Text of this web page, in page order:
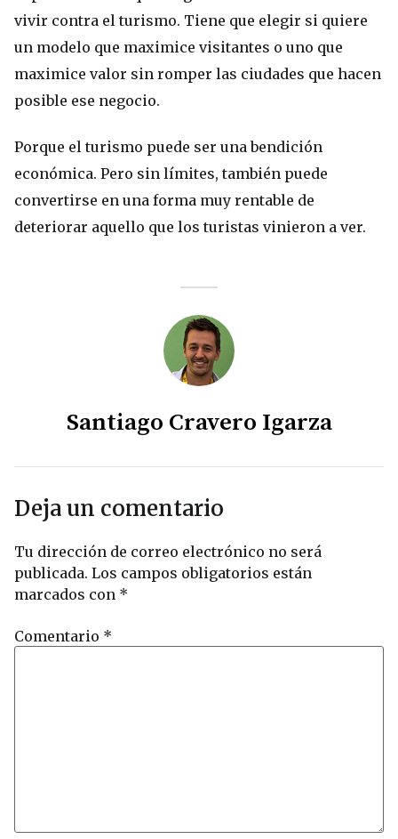
vivir contra el turismo. Tiene que elegir si quiere
un modelo que maximice visitantes o uno que
maximice valor sin romper las ciudades que hacen
posible ese negocio.
Porque el turismo puede ser una bendición
económica. Pero sin límites, también puede
convertirse en una forma muy rentable de
deteriorar aquello que los turistas vinieron a ver.
Santiago Cravero Igarza
Deja un comentario
Tu dirección de correo electrónico no será
publicada. Los campos obligatorios están
marcados con *
Comentario *